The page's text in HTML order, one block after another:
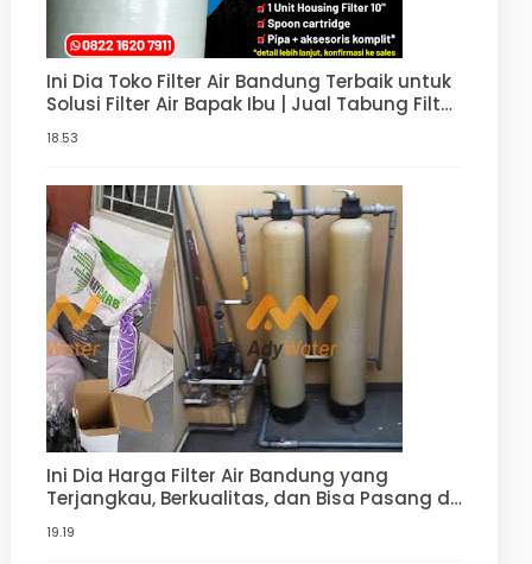
Ini Dia Toko Filter Air Bandung Terbaik untuk
Solusi Filter Air Bapak Ibu | Jual Tabung Filter
Sumur Murah
18.53
Ini Dia Harga Filter Air Bandung yang
Terjangkau, Berkualitas, dan Bisa Pasang di
ady water
19.19